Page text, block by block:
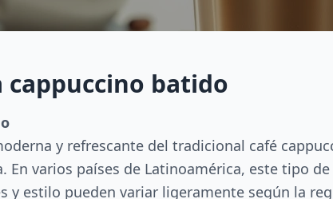
cappuccino batido
y refrescante del tradicional café
En varios países de Latinoamérica, este tipo
y estilo pueden variar ligeramente según la